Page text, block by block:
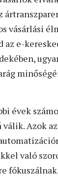
vásárlási
az e-
évek
Azok
való